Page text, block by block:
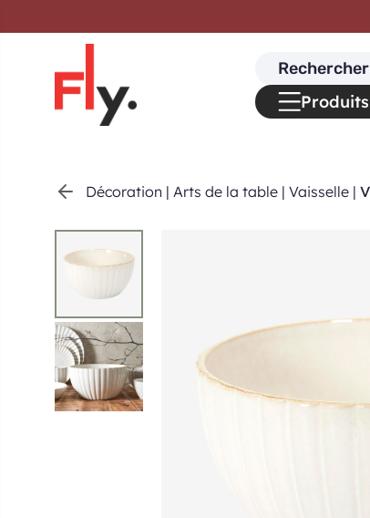
Décoration | Arts de la table | Vaisselle |
Search
for:
Produits